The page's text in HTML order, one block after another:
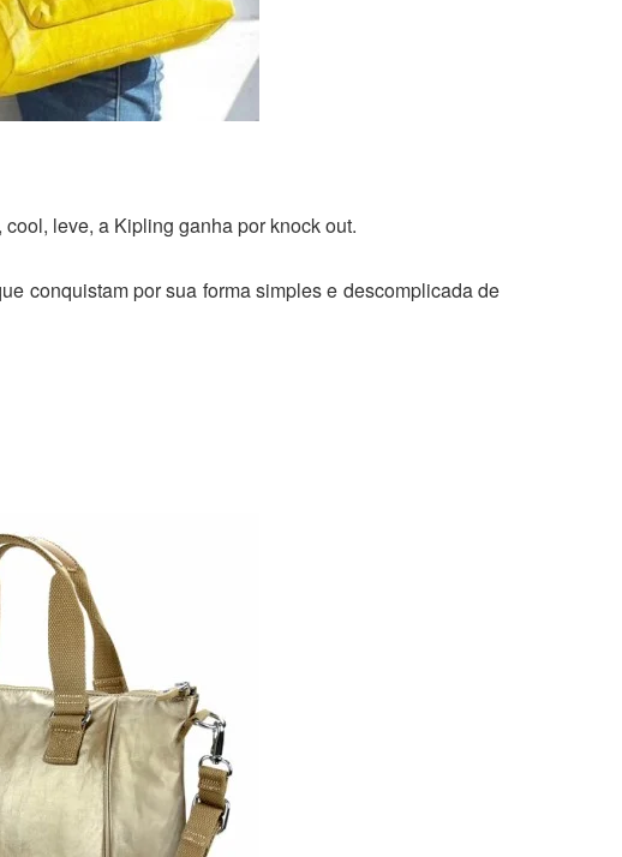
leve, a Kipling ganha por knock out.
conquistam por sua forma simples e descomplicada de